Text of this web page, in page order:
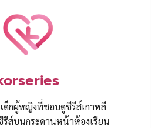
ด็กผู้หญิงที่ชอบดูซีรีส์เกาหลี
รีส์บนกระดานหน้าห้องเรียน